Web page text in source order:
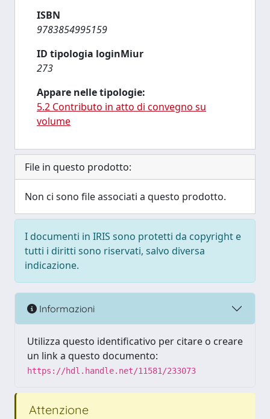
ISBN
9783854995159
ID tipologia loginMiur
273
Appare nelle tipologie:
5.2 Contributo in atto di convegno su
volume
File in questo prodotto:
Non ci sono file associati a questo prodotto.
I documenti in IRIS sono protetti da copyright e
tutti i diritti sono riservati, salvo diversa
indicazione.
Informazioni
Utilizza questo identificativo per citare o creare
un link a questo documento:
https://hdl.handle.net/11581/233073
Attenzione